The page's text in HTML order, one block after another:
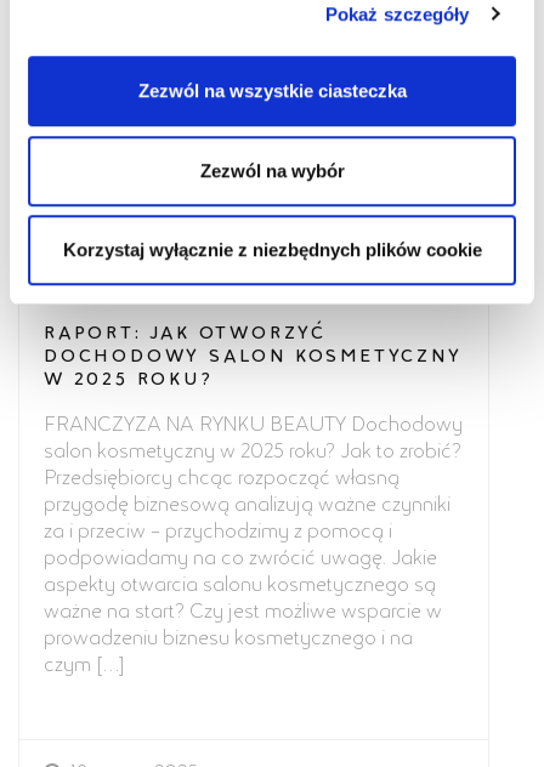
Pokaż szczegóły
Zezwól na wszystkie ciasteczka
Zezwól na wybór
Korzystaj wyłącznie z niezbędnych plików cookie
RAPORT: JAK OTWORZYĆ
DOCHODOWY SALON KOSMETYCZNY
W 2025 ROKU?
FRANCZYZA NA RYNKU BEAUTY Dochodowy
salon kosmetyczny w 2025 roku? Jak to zrobić?
Przedsiębiorcy chcąc rozpocząć własną
przygodę biznesową analizują ważne czynniki
za i przeciw – przychodzimy z pomocą i
podpowiadamy na co zwrócić uwagę. Jakie
aspekty otwarcia salonu kosmetycznego są
ważne na start? Czy jest możliwe wsparcie w
prowadzeniu biznesu kosmetycznego i na
czym […]